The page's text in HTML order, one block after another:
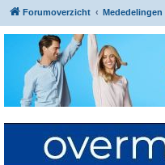
Forumoverzicht Mededelingen